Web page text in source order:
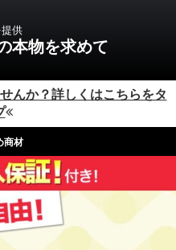
供
本物を求めて
んか？詳しくはこちらをタ
商材